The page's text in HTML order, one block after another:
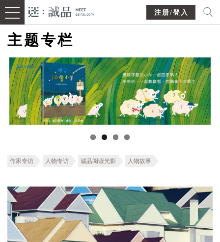
注册/登入
主题专栏
作家专访 人物专访 诚品阅读光影 人物故事